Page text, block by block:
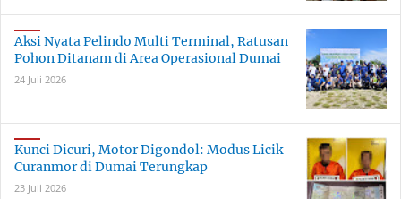
Aksi Nyata Pelindo Multi Terminal, Ratusan
Pohon Ditanam di Area Operasional Dumai
24 Juli 2026
Kunci Dicuri, Motor Digondol: Modus Licik
Curanmor di Dumai Terungkap
23 Juli 2026